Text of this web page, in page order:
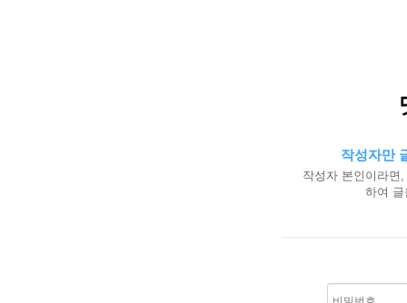
작성자만
작성자 본인이라면
하여